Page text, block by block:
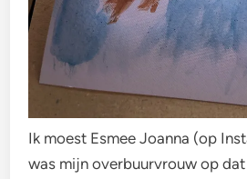
Ik moest Esmee Joanna (op
was mijn overbuurvrouw op